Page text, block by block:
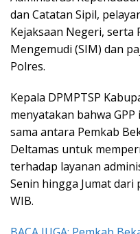
dan Catatan Sipil,
Kejaksaan Negeri, serta
Mengemudi (SIM) dan
Polres.
Kepala DPMPTSP
menyatakan bahwa
sama antara Pemkab
Deltamas untuk
terhadap layanan
Senin hingga Jumat dari
WIB.